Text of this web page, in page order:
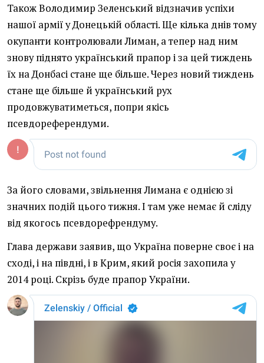
Також Володимир Зеленський відзначив успіхи
нашої армії у Донецькій області. Ще кілька днів тому
окупанти контролювали Лиман, а тепер над ним
знову піднято український прапор і за цей тиждень
їх на Донбасі стане ще більше. Через новий тиждень
стане ще більше й український рух
продовжуватиметься, попри якісь
псевдореферендуми.
За його словами, звільнення Лимана є однією зі
значних подій цього тижня. І там уже немає й сліду
від якогось псевдорефрендуму.
Глава держави заявив, що Україна поверне своє і на
сході, і на півдні, і в Крим, який росія захопила у
2014 році. Скрізь буде прапор України.